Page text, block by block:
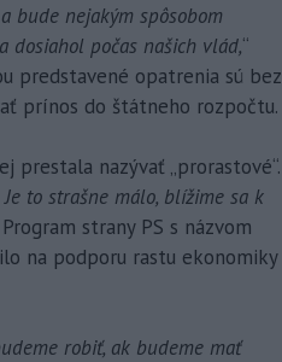
bude nejakým spôsobom
dosiahol počas našich vlád,“
predstavené opatrenia sú bez
prínos do štátneho rozpočtu.
prestala nazývať „prorastové“.
to strašne málo, blížime sa k
strany PS s názvom
na podporu rastu ekonomiky
robiť, ak budeme mať